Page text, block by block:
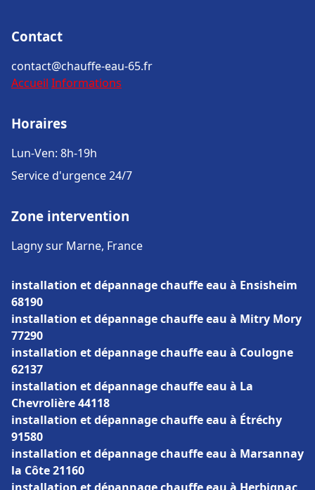
Contact
contact@chauffe-eau-65.fr
Accueil Informations
Horaires
Lun-Ven: 8h-19h
Service d'urgence 24/7
Zone intervention
Lagny sur Marne, France
installation et dépannage chauffe eau à Ensisheim
68190
installation et dépannage chauffe eau à Mitry Mory
77290
installation et dépannage chauffe eau à Coulogne
62137
installation et dépannage chauffe eau à La
Chevrolière 44118
installation et dépannage chauffe eau à Étréchy
91580
installation et dépannage chauffe eau à Marsannay
la Côte 21160